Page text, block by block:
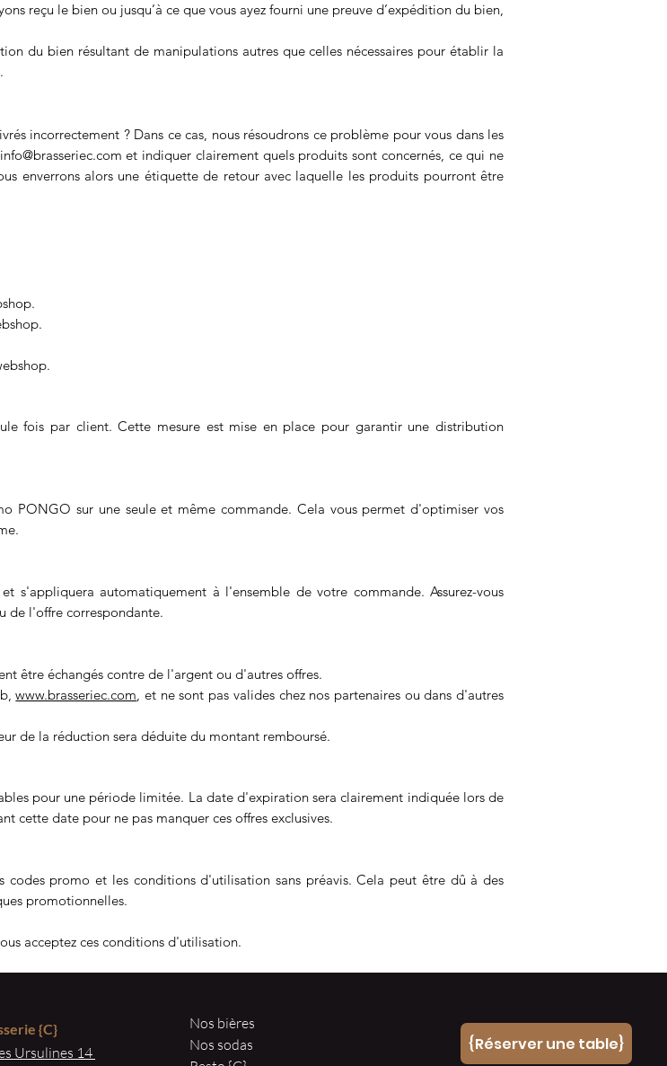
reçu le bien ou jusqu’à ce que vous ayez fourni une preuve d’expédition du bien,
du bien résultant de manipulations autres que celles nécessaires pour établir la
incorrectement ? Dans ce cas, nous résoudrons ce problème pour vous dans les
info@brasseriec.com et indiquer clairement quels produits sont concernés, ce qui ne
enverrons alors une étiquette de retour avec laquelle les produits pourront être
fois par client. Cette mesure est mise en place pour garantir une distribution
PONGO sur une seule et même commande. Cela vous permet d'optimiser vos
automatiquement à l'ensemble de votre commande. Assurez-vous
de l'offre correspondante.
être échangés contre de l'argent ou d'autres offres.
www.brasseriec.com, et ne sont pas valides chez nos partenaires ou dans d'autres
de la réduction sera déduite du montant remboursé.
pour une période limitée. La date d'expiration sera clairement indiquée lors de
cette date pour ne pas manquer ces offres exclusives.
promo et les conditions d'utilisation sans préavis. Cela peut être dû à des
promotionnelles.
acceptez ces conditions d'utilisation.
{C}
Ursulines 14
Nos bières
Nos sodas
{Réserver une table}